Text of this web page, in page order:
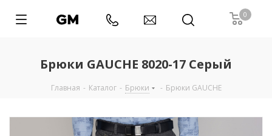
0
Брюки GAUCHE 8020-17 Серый
Главная - Каталог - Брюки - Брюки GAUCHE